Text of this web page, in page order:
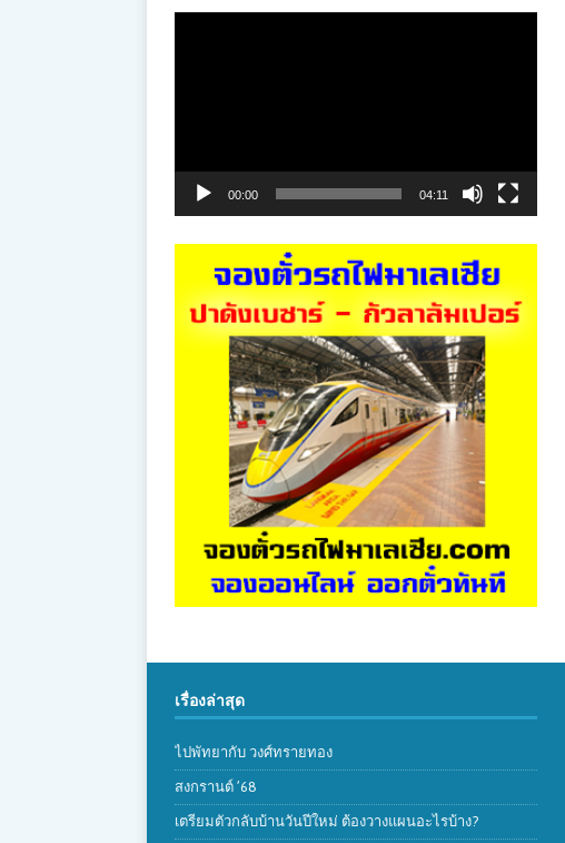
00:00 04:11
เรื่องล่าสุด
ไปพัทยากับ วงศ์ทรายทอง
สงกรานต์ ’68
เตรียมตัวกลับบ้านวันปีใหม่ ต้องวางแผนอะไรบ้าง?